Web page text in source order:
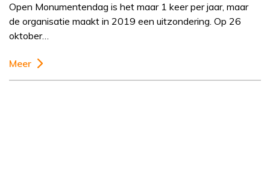
Open Monumentendag is het maar 1 keer per jaar, maar
de organisatie maakt in 2019 een uitzondering. Op 26
oktober…
Meer